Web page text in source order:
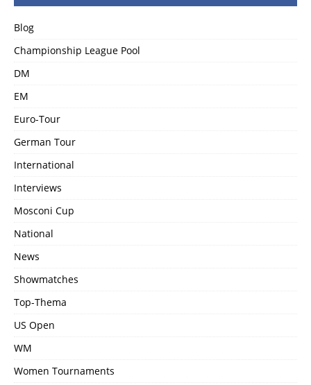
Blog
Championship League Pool
DM
EM
Euro-Tour
German Tour
International
Interviews
Mosconi Cup
National
News
Showmatches
Top-Thema
US Open
WM
Women Tournaments